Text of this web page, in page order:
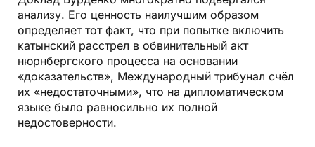
анализу. Его ценность наилучшим образом
определяет тот факт, что при попытке включить
катынский расстрел в обвинительный акт
нюрнбергского процесса на основании
«доказательств», Международный трибунал счёл
их «недостаточными», что на дипломатическом
языке было равносильно их полной
недостоверности.